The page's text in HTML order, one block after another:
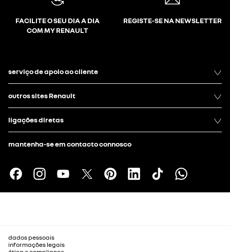
FACILITE O SEU DIA A DIA
COM MY RENAULT
REGISTE-SE NA NEWSLETTER
serviço de apoio ao cliente
outros sites Renault
ligações diretas
mantenha-se em contacto connosco
dados pessoais
informações legais